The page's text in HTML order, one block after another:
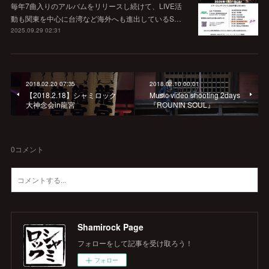
毎年7曲入りのアルバムをリリースし続けて、LIVE活
動も関東を中心に台湾など海外へも進出しているS…
2025.09.29 02:31
2018.02.20 07:35
【2018.2.18】シャミロック
大神念会in龍宮
2018.02.10 00:01
Music video shooting 2days
『ROUNIN SOUL』
0コメント
Shamirock Page
フォローをして記事を受け取ろう！
フォロー